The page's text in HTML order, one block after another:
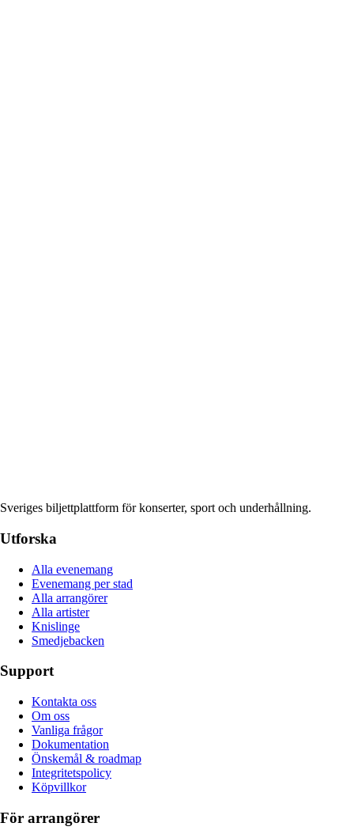
Sveriges biljettplattform för konserter, sport och underhållning.
Utforska
Alla evenemang
Evenemang per stad
Alla arrangörer
Alla artister
Knislinge
Smedjebacken
Support
Kontakta oss
Om oss
Vanliga frågor
Dokumentation
Önskemål & roadmap
Integritetspolicy
Köpvillkor
För arrangörer